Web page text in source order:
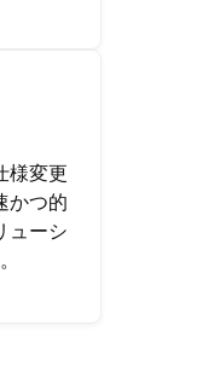
様変更
かつ的
ューシ